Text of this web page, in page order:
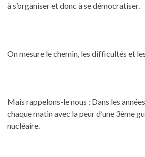
à s’organiser et donc à se démocratiser.
On mesure le chemin, les difficultés et
Mais rappelons-le nous : Dans les
chaque matin avec la peur d’une 3ème
nucléaire.